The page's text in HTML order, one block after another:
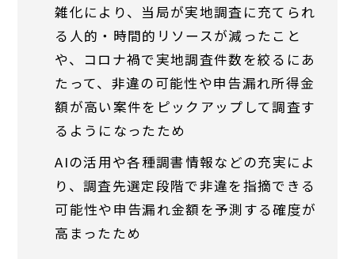
雑化により、当局が実地調査に充てられ
る人的・時間的リソースが減ったこと
や、コロナ禍で実地調査件数を絞るにあ
たって、非違の可能性や申告漏れ所得金
額が高い案件をピックアップして調査す
るようになったため
AIの活用や各種調書情報などの充実によ
り、調査先選定段階で非違を指摘できる
可能性や申告漏れ金額を予測する確度が
高まったため